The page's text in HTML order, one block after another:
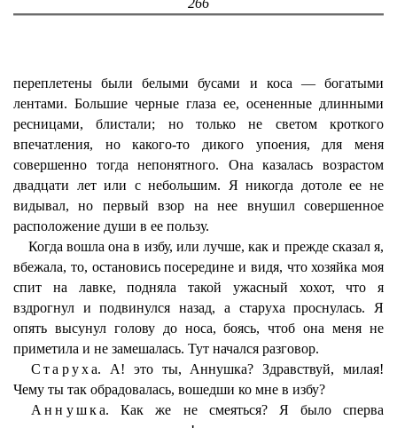
266
переплетены были белыми бусами и коса — богатыми
лентами. Большие черные глаза ее, осененные длинными
ресницами, блистали; но только не светом кроткого
впечатления, но какого-то дикого упоения, для меня
совершенно тогда непонятного. Она казалась возрастом
двадцати лет или с небольшим. Я никогда дотоле ее не
видывал, но первый взор на нее внушил совершенное
расположение души в ее пользу.
Когда вошла она в избу, или лучше, как и прежде сказал я,
вбежала, то, остановись посередине и видя, что хозяйка моя
спит на лавке, подняла такой ужасный хохот, что я
вздрогнул и подвинулся назад, а старуха проснулась. Я
опять высунул голову до носа, боясь, чтоб она меня не
приметила и не замешалась. Тут начался разговор.
Старуха. А! это ты, Аннушка? Здравствуй, милая!
Чему ты так обрадовалась, вошедши ко мне в избу?
Аннушка. Как же не смеяться? Я было сперва